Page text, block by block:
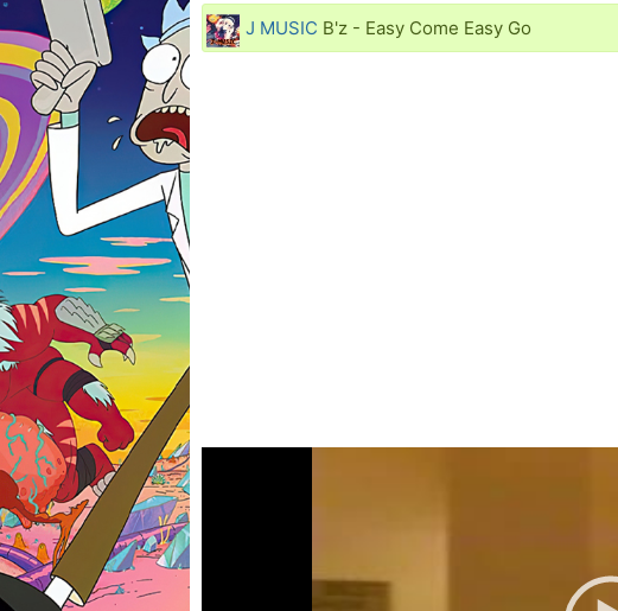
J MUSIC B'z - Easy Come Easy Go